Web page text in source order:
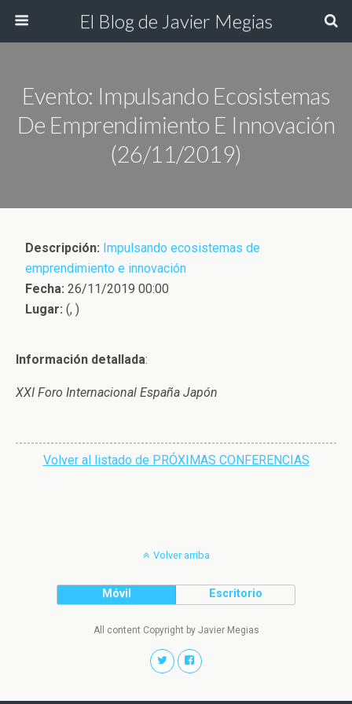
El Blog de Javier Megias
Evento: Impulsando Ecosistemas
De Emprendimiento E Innovación
(26/11/2019)
Descripción: Impulsando ecosistemas de
emprendimiento e innovación
Fecha: 26/11/2019 00:00
Lugar: (, )
Información detallada:
XXI Foro Internacional España Japón
Volver al listado de PRÓXIMAS CONFERENCIAS
Volver arriba
Móvil Escritorio
All content Copyright by Javier Megias